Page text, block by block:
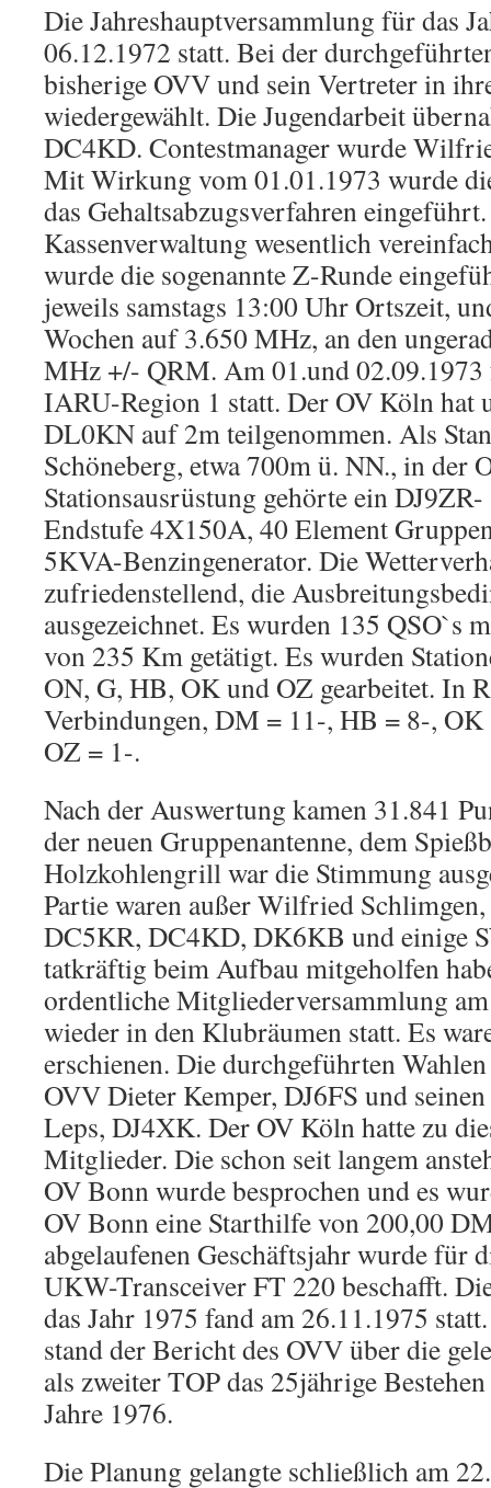
Die Jahreshauptversammlung für das
06.12.1972 statt. Bei der
bisherige OVV und sein Vertreter in
wiedergewählt. Die Jugendarbeit
DC4KD. Contestmanager wurde
Mit Wirkung vom 01.01.1973 wurde
das Gehaltsabzugsverfahren
Kassenverwaltung wesentlich
wurde die sogenannte Z-Runde
jeweils samstags 13:00 Uhr Ortszeit,
Wochen auf 3.650 MHz, an den
MHz +/- QRM. Am 01.und 02.09.1973
IARU-Region 1 statt. Der OV Köln hat
DL0KN auf 2m teilgenommen. Als
Schöneberg, etwa 700m ü. NN., in der
Stationsausrüstung gehörte ein
Endstufe 4X150A, 40 Element
5KVA-Benzingenerator. Die
zufriedenstellend, die
ausgezeichnet. Es wurden 135 QSO`s
von 235 Km getätigt. Es wurden
ON, G, HB, OK und OZ gearbeitet. In
Verbindungen, DM = 11-, HB = 8-,
OZ = 1-.
Nach der Auswertung kamen 31.841
der neuen Gruppenantenne, dem
Holzkohlengrill war die Stimmung
Partie waren außer Wilfried
DC5KR, DC4KD, DK6KB und einige
tatkräftig beim Aufbau mitgeholfen
ordentliche Mitgliederversammlung
wieder in den Klubräumen statt. Es
erschienen. Die durchgeführten
OVV Dieter Kemper, DJ6FS und
Leps, DJ4XK. Der OV Köln hatte zu
Mitglieder. Die schon seit langem
OV Bonn wurde besprochen und es
OV Bonn eine Starthilfe von 200,00
abgelaufenen Geschäftsjahr wurde für
UKW-Transceiver FT 220 beschafft.
das Jahr 1975 fand am 26.11.1975
stand der Bericht des OVV über die
als zweiter TOP das 25jährige
Jahre 1976.
Die Planung gelangte schließlich am